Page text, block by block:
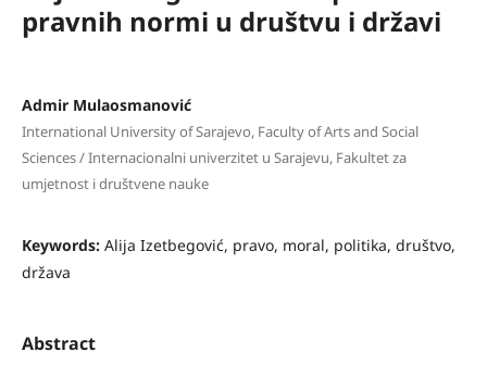
pravnih normi u društvu i državi
Admir Mulaosmanović
International University of Sarajevo, Faculty of Arts and Social
Sciences / Internacionalni univerzitet u Sarajevu, Fakultet za
umjetnost i društvene nauke
Keywords: Alija Izetbegović, pravo, moral, politika, društvo,
država
Abstract